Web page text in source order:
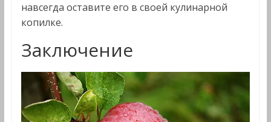
навсегда оставите его в своей кулинарной
копилке.
Заключение